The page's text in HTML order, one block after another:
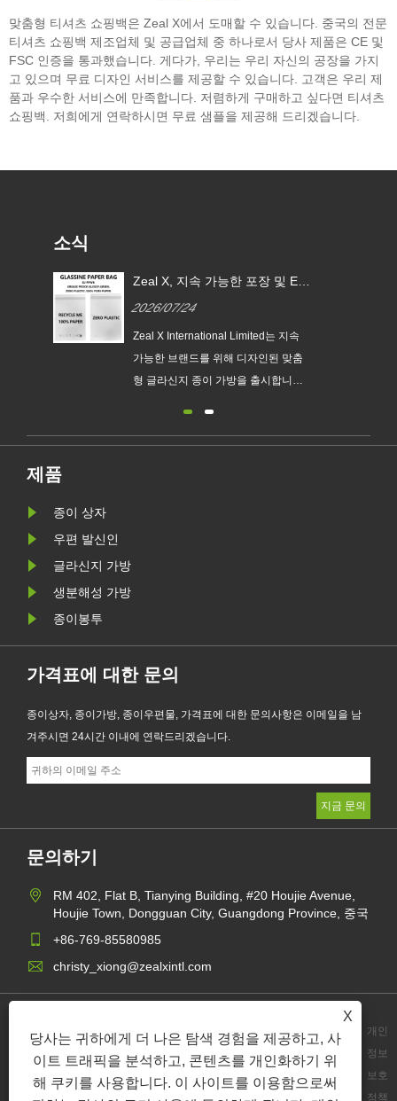
맞춤형 티셔츠 쇼핑백은 Zeal X에서 도매할 수 있습니다. 중국의 전문
티셔츠 쇼핑백 제조업체 및 공급업체 중 하나로서 당사 제품은 CE 및
FSC 인증을 통과했습니다. 게다가, 우리는 우리 자신의 공장을 가지
고 있으며 무료 디자인 서비스를 제공할 수 있습니다. 고객은 우리 제
품과 우수한 서비스에 만족합니다. 저렴하게 구매하고 싶다면 티셔츠
쇼핑백. 저희에게 연락하시면 무료 샘플을 제공해 드리겠습니다.
X
당사는 귀하에게 더 나은 탐색 경험을 제공하고, 사
이트 트래픽을 분석하고, 콘텐츠를 개인화하기 위
해 쿠키를 사용합니다. 이 사이트를 이용함으로써
소식
Zeal X, 글로벌 브랜드가 일회용
록 맞춤형 글라신지 종이 봉투
출시
2026/07/22
지속 가능한 포장에 대한 전 세계적 수
요가 계속 증가함에 따라 전문 친환경
포장 제조업체인 Zeal X는 업그레이드
지에 대한 프리미엄 대안으로 설계된
운 EU
제품
종이 상자
우편 발신인
글라신지 가방
생분해성 가방
종이봉투
가격표에 대한 문의
종이상자, 종이가방, 종이우편물, 가격표에 대한 문의사항은 이메일을 남
겨주시면 24시간 이내에 연락드리겠습니다.
문의하기
RM 402, Flat B, Tianying Building, #20 Houjie Avenue,
Houjie Town, Dongguan City, Guangdong Province, 중국
+86-769-85580985
christy_xiong@zealxintl.com
Links Sitemap RSS XML
개인
정보
보호
정책